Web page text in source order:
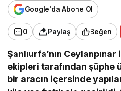
Google'da Abone Ol
0 Paylaş Beğen
Şanlıurfa’nın
ekipleri tarafından şüphe
bir aracın içersinde